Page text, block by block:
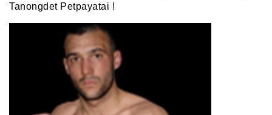
Tanongdet Petpayatai !